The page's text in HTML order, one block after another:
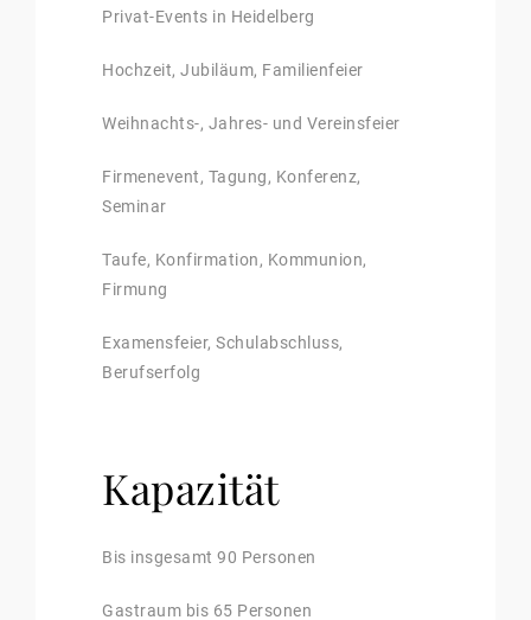
Privat-Events in Heidelberg
Hochzeit, Jubiläum, Familienfeier
Weihnachts-, Jahres- und Vereinsfeier
Firmenevent, Tagung, Konferenz,
Seminar
Taufe, Konfirmation, Kommunion,
Firmung
Examensfeier, Schulabschluss,
Berufserfolg
Kapazität
Bis insgesamt 90 Personen
Gastraum bis 65 Personen